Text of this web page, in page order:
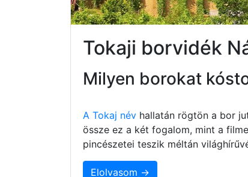
Tokaji borvidék
Milyen borokat
A Tokaj név hallatán rögtön a bor
össze ez a két fogalom, mint a
pincészetei teszik méltán
Elolvasom →